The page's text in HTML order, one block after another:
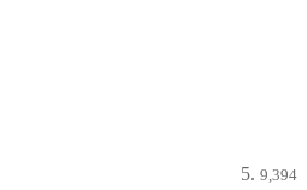
9,394